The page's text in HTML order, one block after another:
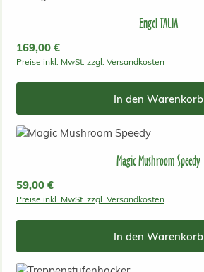
Engel TALIA
Regulärer Preis:
169,00 €
Preise inkl. MwSt. zzgl. Versandkosten
In den Warenkorb
Magic Mushroom Speedy
Regulärer Preis:
59,00 €
Preise inkl. MwSt. zzgl. Versandkosten
In den Warenkorb